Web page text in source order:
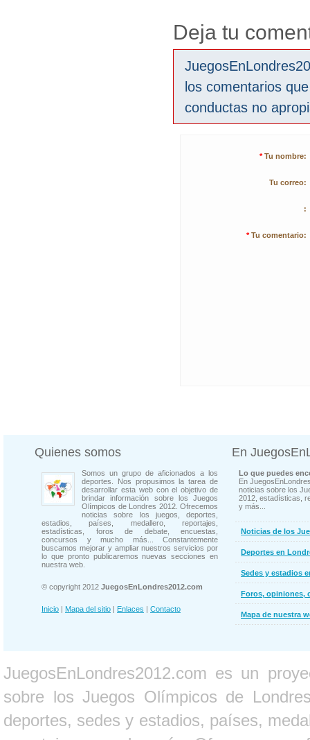
Deja tu
los comentarios
conductas no
* Tu nombre:
Tu correo:
:
* Tu comentario:
Quienes somos
Somos un grupo de aficionados a los
deportes. Nos propusimos la tarea de
desarrollar esta web con el objetivo de
brindar información sobre los Juegos
Olímpicos de Londres 2012. Ofrecemos
noticias sobre los juegos, deportes,
estadios, países, medallero, reportajes,
estadísticas, foros de debate, encuestas,
concursos y mucho más... Constantemente
buscamos mejorar y ampliar nuestros servicios por
lo que pronto publicaremos nuevas secciones en
nuestra web.
© copyright 2012 JuegosEnLondres2012.com
Inicio | Mapa del sitio | Enlaces | Contacto
En
Lo que puedes
En
noticias sobre los
2012, estadísticas,
y más...
Noticias de los
Deportes en
Sedes y estadios
Foros, opiniones,
Mapa de nuestra
JuegosEnLondres2012.com es un
sobre los Juegos Olímpicos de
deportes, sedes y estadios, países,